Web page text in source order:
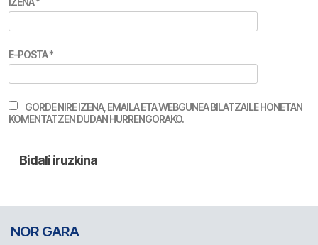
E-POSTA*
GORDE NIRE IZENA, EMAILA ETA WEBGUNEA BILATZAILE HONETAN
KOMENTATZEN DUDAN HURRENGORAKO.
NOR GARA